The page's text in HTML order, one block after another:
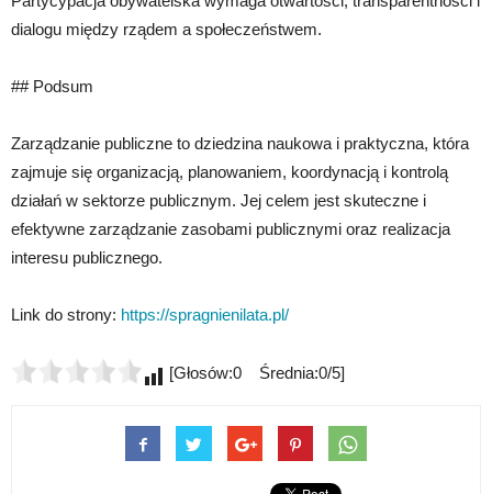
dialogu między rządem a społeczeństwem.
## Podsum
Zarządzanie publiczne to dziedzina naukowa i praktyczna, która
zajmuje się organizacją, planowaniem, koordynacją i kontrolą
działań w sektorze publicznym. Jej celem jest skuteczne i
efektywne zarządzanie zasobami publicznymi oraz realizacja
interesu publicznego.
Link do strony: https://spragnienilata.pl/
[Głosów:0 Średnia:0/5]